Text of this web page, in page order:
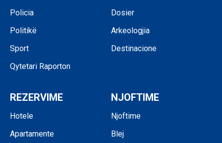
Policia
Politikë
Sport
Qytetari Raporton
Dosier
Arkeologjia
Destinacione
REZERVIME
Hotele
Apartamente
NJOFTIME
Njoftime
Blej